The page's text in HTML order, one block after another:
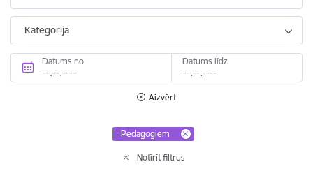
Kategorija
Datums no Datums līdz
Aizvērt
Pedagogiem
Notīrīt filtrus